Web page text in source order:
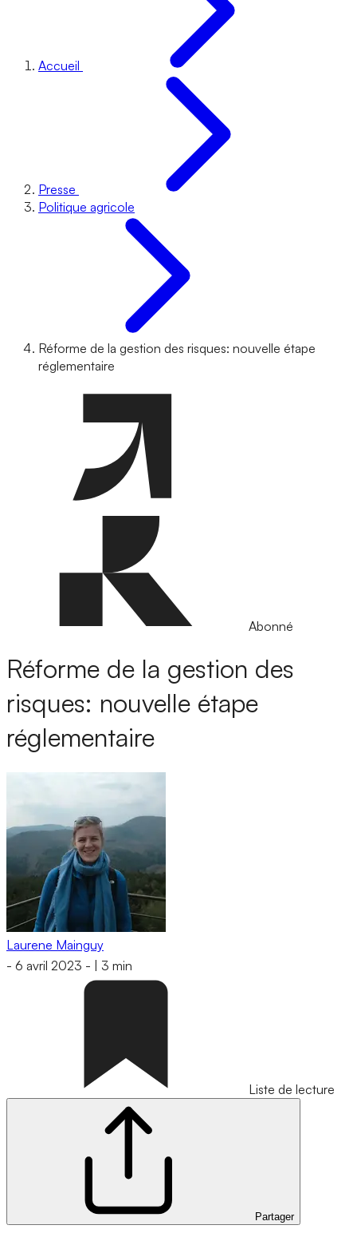
Accueil
Presse
Politique agricole
Réforme de la gestion des risques: nouvelle étape
réglementaire
Abonné
Réforme de la gestion des
risques: nouvelle étape
réglementaire
Laurene Mainguy
- 6 avril 2023 - 3 min
Liste de lecture
Partager